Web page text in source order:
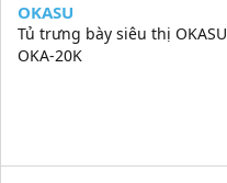
OKASU
Tủ trưng bày siêu thị OKASU
OKA-20K